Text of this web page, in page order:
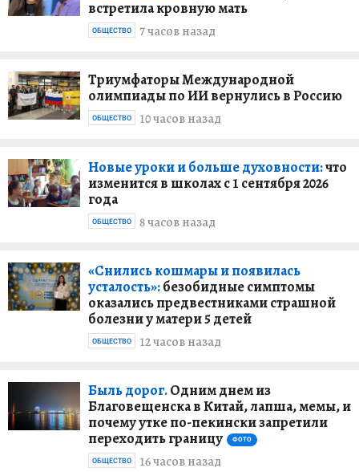
встретила кровную мать
7 часов назад
ОБЩЕСТВО
Триумфаторы Международной
олимпиады по ИИ вернулись в Россию
10 часов назад
ОБЩЕСТВО
Новые уроки и больше духовности:что
изменится в школах с 1 сентября 2026
года
8 часов назад
ОБЩЕСТВО
«Снились кошмары и появилась
усталость»:безобидные симптомы
оказались предвестниками страшной
болезни у матери 5 детей
12 часов назад
ОБЩЕСТВО
Быль дорог.Одним днем из
Благовещенска в Китай, лапша, мемы, и
почему утке по-пекински запретили
переходить границу
ФОТО
16 часов назад
ОБЩЕСТВО